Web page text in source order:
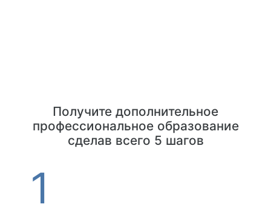
Получите дополнительное
профессиональное образование
сделав всего 5 шагов